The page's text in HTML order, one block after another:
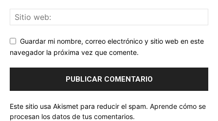
Guardar mi nombre, correo electrónico y sitio web en este
navegador la próxima vez que comente.
Este sitio usa Akismet para reducir el spam. Aprende cómo se
procesan los datos de tus comentarios.